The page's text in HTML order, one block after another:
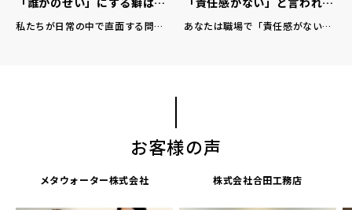
ぜ生まれるのか？ビジネスパ
ーソンが知っておくべき心理
私たちが日常の中で直面する問題
人の共通点とは？ビジネスパ
ーソンが知っておくべき特徴
あなたは職場で「責任感がない」
お客様の声
メタウォーター株式会社 株式会社合田工務店